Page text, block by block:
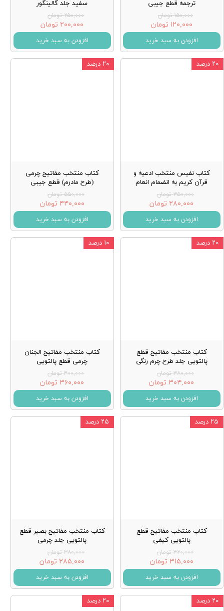
ترجمه قطع جیبی
۱۵۰,۰۰۰ تومان
۱۲۰,۰۰۰ تومان
افزودن به سبد خرید
سفید جلد گالینگور
۲۵۰,۰۰۰ تومان
۲۰۰,۰۰۰ تومان
افزودن به سبد خرید
کتاب نفیس منتخب ادعیه و
قرآن کریم به انضمام انعام
۳۵۰,۰۰۰ تومان
۲۸۰,۰۰۰ تومان
افزودن به سبد خرید
۲۰ درصد
کتاب منتخب مفاتیح چرمی
(طرح مادرم) قطع جیبی
۵۵۰,۰۰۰ تومان
۴۴۰,۰۰۰ تومان
افزودن به سبد خرید
۲۰ درصد
کتاب منتخب مفاتیح قطع
پالتویی جلد طرح چرم رنگی
۳۸۰,۰۰۰ تومان
۳۰۴,۰۰۰ تومان
افزودن به سبد خرید
۲۰ درصد
کتاب منتخب مفاتیح الجنان
چرمی قطع پالتویی
۴۰۰,۰۰۰ تومان
۳۶۰,۰۰۰ تومان
افزودن به سبد خرید
۱۰ درصد
کتاب منتخب مفاتیح قطع
پالتویی کیفی
۴۲۰,۰۰۰ تومان
۳۱۵,۰۰۰ تومان
افزودن به سبد خرید
۲۵ درصد
کتاب منتخب مفاتیح بصیر قطع
پالتویی جلد چرمی
۳۸۰,۰۰۰ تومان
۲۸۵,۰۰۰ تومان
افزودن به سبد خرید
۲۵ درصد
۲۰ درصد ۲۰ درصد